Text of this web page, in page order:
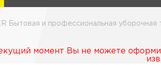
Бытовая и профессиональная уборочная
момент Вы не можете